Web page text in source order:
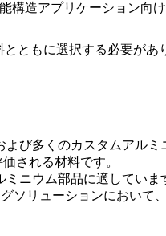
構造アプリケーション向
とともに選択する必要があ
び多くのカスタムアルミ
される材料です。
ニウム部品に適していま
ソリューションにおいて